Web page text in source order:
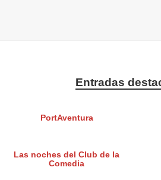
Entradas
PortAventura
Las noches del Club de la
Comedia